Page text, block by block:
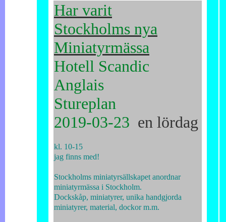
Har varit
Stockholms nya
Miniatyrmässa
Hotell Scandic
Anglais
Stureplan
2019-03-23 en lördag
kl. 10-15
jag finns med!
Stockholms miniatyrsällskapet anordnar
miniatyrmässa i Stockholm.
Dockskåp, miniatyrer, unika handgjorda
miniatyrer, material, dockor m.m.